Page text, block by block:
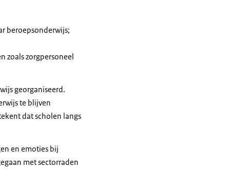
beroepsonderwijs;
zoals zorgpersoneel
georganiseerd.
te blijven
dat scholen langs
en emoties bij
met sectorraden